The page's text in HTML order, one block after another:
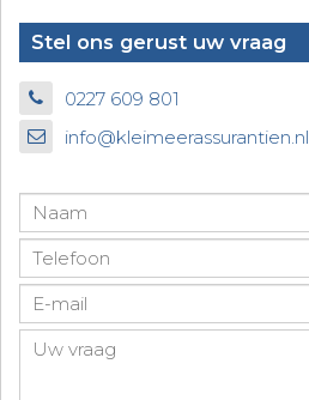
Stel ons gerust uw vraag
0227 609 801
info@kleimeerassurantien.nl